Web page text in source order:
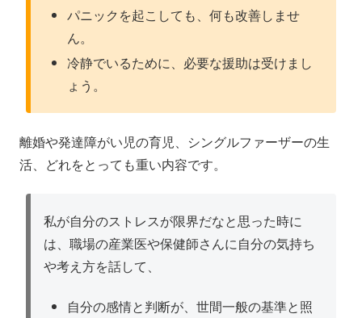
パニックを起こしても、何も改善しませ
ん。
冷静でいるために、必要な援助は受けまし
ょう。
離婚や発達障がい児の育児、シングルファーザーの生
活、どれをとっても重い内容です。
私が自分のストレスが限界だなと思った時に
は、職場の産業医や保健師さんに自分の気持ち
や考え方を話して、
自分の感情と判断が、世間一般の基準と照